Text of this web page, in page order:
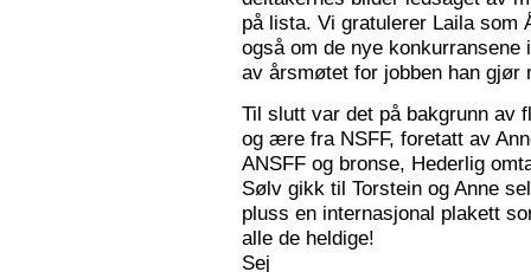
på lista. Vi gratulerer Laila som
også om de nye
av årsmøtet for jobben han gjør
Til slutt var det på bakgrunn av
og ære fra NSFF, foretatt av
ANSFF og bronse, Hederlig
Sølv gikk til Torstein og Anne
pluss en internasjonal plakett
alle de heldige!
Sej